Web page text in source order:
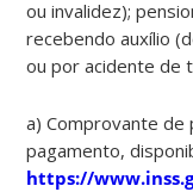
ou invalidez);
recebendo auxílio
ou por acidente de
a) Comprovante
pagamento,
https://